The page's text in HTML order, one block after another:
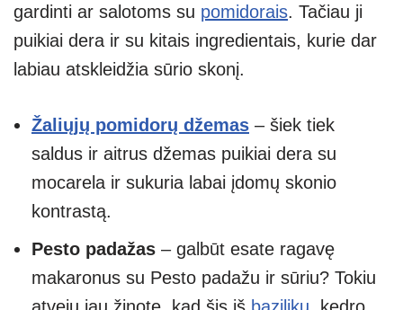
gardinti ar salotoms su pomidorais. Tačiau ji
puikiai dera ir su kitais ingredientais, kurie dar
labiau atskleidžia sūrio skonį.
Žaliųjų pomidorų džemas – šiek tiek
saldus ir aitrus džemas puikiai dera su
mocarela ir sukuria labai įdomų skonio
kontrastą.
Pesto padažas – galbūt esate ragavę
makaronus su Pesto padažu ir sūriu? Tokiu